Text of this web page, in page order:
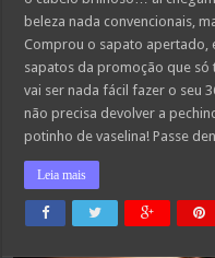
beleza nada convencionais,
Comprou o sapato apertado,
sapatos da promoção que só
vai ser nada fácil fazer o seu
não precisa devolver a
potinho de vaselina! Passe
Leia mais